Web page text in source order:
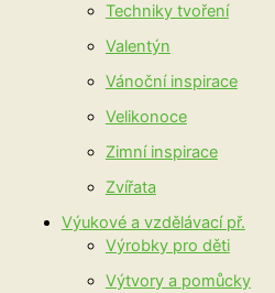
Techniky tvoření
Valentýn
Vánoční inspirace
Velikonoce
Zimní inspirace
Zvířata
Výukové a vzdělávací př.
Výrobky pro děti
Výtvory a pomůcky